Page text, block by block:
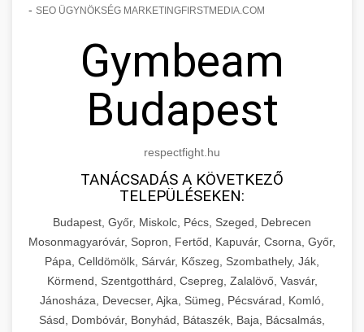
- SEO ÜGYNÖKSÉG MARKETINGFIRSTMEDIA.COM
Gymbeam
Budapest
respectfight.hu
TANÁCSADÁS A KÖVETKEZŐ
TELEPÜLÉSEKEN:
Budapest, Győr, Miskolc, Pécs, Szeged, Debrecen
Mosonmagyaróvár, Sopron, Fertőd, Kapuvár, Csorna, Győr,
Pápa, Celldömölk, Sárvár, Kőszeg, Szombathely, Ják,
Körmend, Szentgotthárd, Csepreg, Zalalövő, Vasvár,
Jánosháza, Devecser, Ajka, Sümeg, Pécsvárad, Komló,
Sásd, Dombóvár, Bonyhád, Bátaszék, Baja, Bácsalmás,